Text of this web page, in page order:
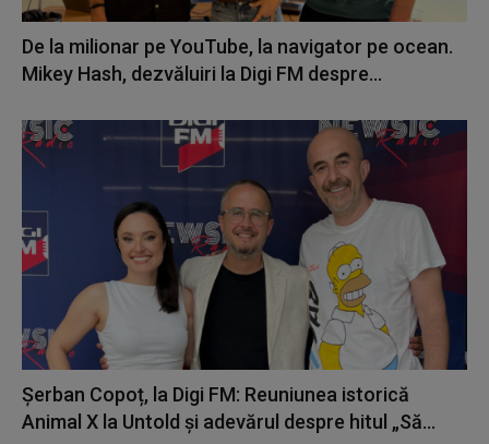
De la milionar pe YouTube, la navigator pe ocean.
Mikey Hash, dezvăluiri la Digi FM despre...
Șerban Copoț, la Digi FM: Reuniunea istorică
Animal X la Untold și adevărul despre hitul „Să...